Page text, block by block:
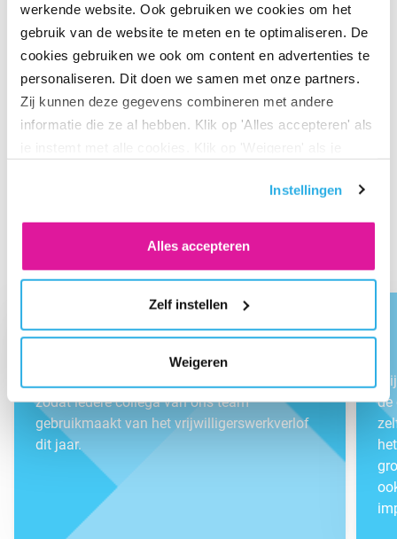
werkende website. Ook gebruiken we cookies om het
gebruik van de website te meten en te optimaliseren. De
cookies gebruiken we ook om content en advertenties te
personaliseren. Dit doen we samen met onze partners.
Zij kunnen deze gegevens combineren met andere
informatie die ze al hebben. Klik op 'Alles accepteren' als
vind je meer informatie. Je kunt altijd je toestemming
Instellingen
Alles accepteren
Zelf instellen
Weigeren
is: iedereen geeft er zijn eigen invulling aan. De doelen zijn
klein en groot, technisch en gezond, persoonlijk en werk
gerelateerd. Ter inspiratie delen we een greep uit de
persoonlijke doelen van dit jaar.
De duurzame doelen van
zodat iedere collega van ons team
gebruikmaakt van het vrijwilligerswerkverlof
dit jaar.
de